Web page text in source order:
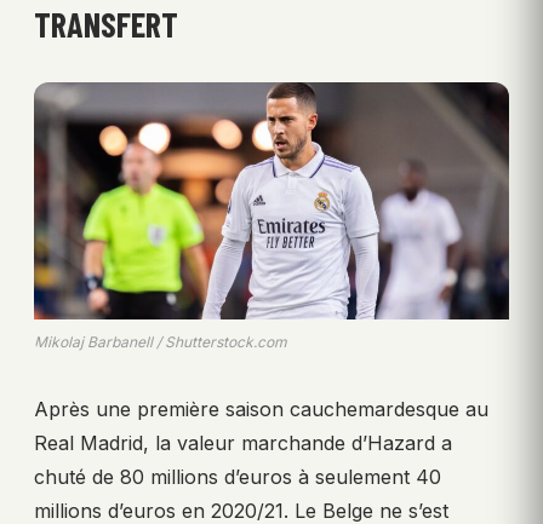
TRANSFERT
Mikolaj Barbanell / Shutterstock.com
Après une première saison cauchemardesque au
Real Madrid, la valeur marchande d’Hazard a
chuté de 80 millions d’euros à seulement 40
millions d’euros en 2020/21. Le Belge ne s’est